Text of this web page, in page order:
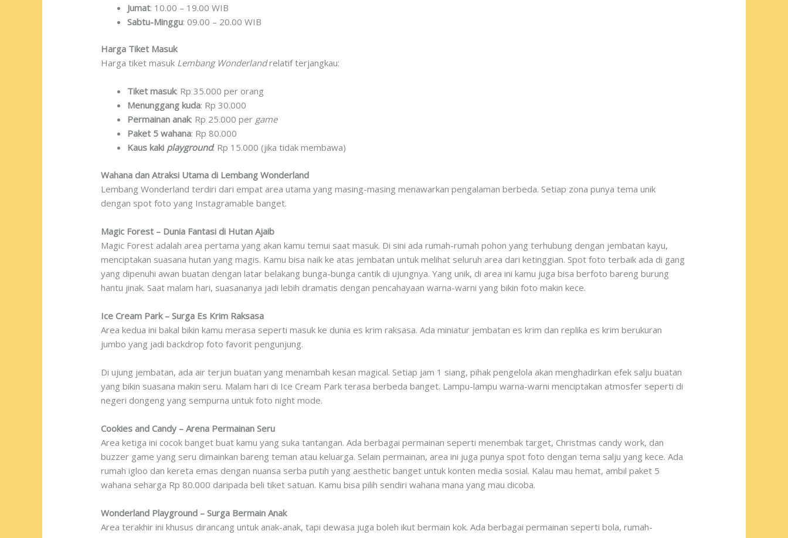
Jumat: 10.00 – 19.00 WIB
Sabtu-Minggu: 09.00 – 20.00 WIB
Harga Tiket Masuk
Harga tiket masuk Lembang Wonderlandrelatif terjangkau:
Tiket masuk: Rp 35.000 per orang
Menunggang kuda: Rp 30.000
Permainan anak: Rp 25.000 per game
Paket 5 wahana: Rp 80.000
Kaus kaki playground: Rp 15.000 (jika tidak membawa)
Wahana dan Atraksi Utama di Lembang Wonderland
Lembang Wonderland terdiri dari empat area utama yang masing-masing menawarkan pengalaman berbeda. Setiap zona punya tema unik
dengan spot foto yang Instagramable banget.
Magic Forest – Dunia Fantasi di Hutan Ajaib
Magic Forest adalah area pertama yang akan kamu temui saat masuk. Di sini ada rumah-rumah pohon yang terhubung dengan jembatan kayu,
menciptakan suasana hutan yang magis. Kamu bisa naik ke atas jembatan untuk melihat seluruh area dari ketinggian. Spot foto terbaik ada di gang
yang dipenuhi awan buatan dengan latar belakang bunga-bunga cantik di ujungnya. Yang unik, di area ini kamu juga bisa berfoto bareng burung
hantu jinak. Saat malam hari, suasananya jadi lebih dramatis dengan pencahayaan warna-warni yang bikin foto makin kece.
Ice Cream Park – Surga Es Krim Raksasa
Area kedua ini bakal bikin kamu merasa seperti masuk ke dunia es krim raksasa. Ada miniatur jembatan es krim dan replika es krim berukuran
jumbo yang jadi backdrop foto favorit pengunjung.
Di ujung jembatan, ada air terjun buatan yang menambah kesan magical. Setiap jam 1 siang, pihak pengelola akan menghadirkan efek salju buatan
yang bikin suasana makin seru. Malam hari di Ice Cream Park terasa berbeda banget. Lampu-lampu warna-warni menciptakan atmosfer seperti di
negeri dongeng yang sempurna untuk foto night mode.
Cookies and Candy – Arena Permainan Seru
Area ketiga ini cocok banget buat kamu yang suka tantangan. Ada berbagai permainan seperti menembak target, Christmas candy work, dan
buzzer game yang seru dimainkan bareng teman atau keluarga. Selain permainan, area ini juga punya spot foto dengan tema salju yang kece. Ada
rumah igloo dan kereta emas dengan nuansa serba putih yang aesthetic banget untuk konten media sosial. Kalau mau hemat, ambil paket 5
wahana seharga Rp 80.000 daripada beli tiket satuan. Kamu bisa pilih sendiri wahana mana yang mau dicoba.
Wonderland Playground – Surga Bermain Anak
Area terakhir ini khusus dirancang untuk anak-anak, tapi dewasa juga boleh ikut bermain kok. Ada berbagai permainan seperti bola, rumah-